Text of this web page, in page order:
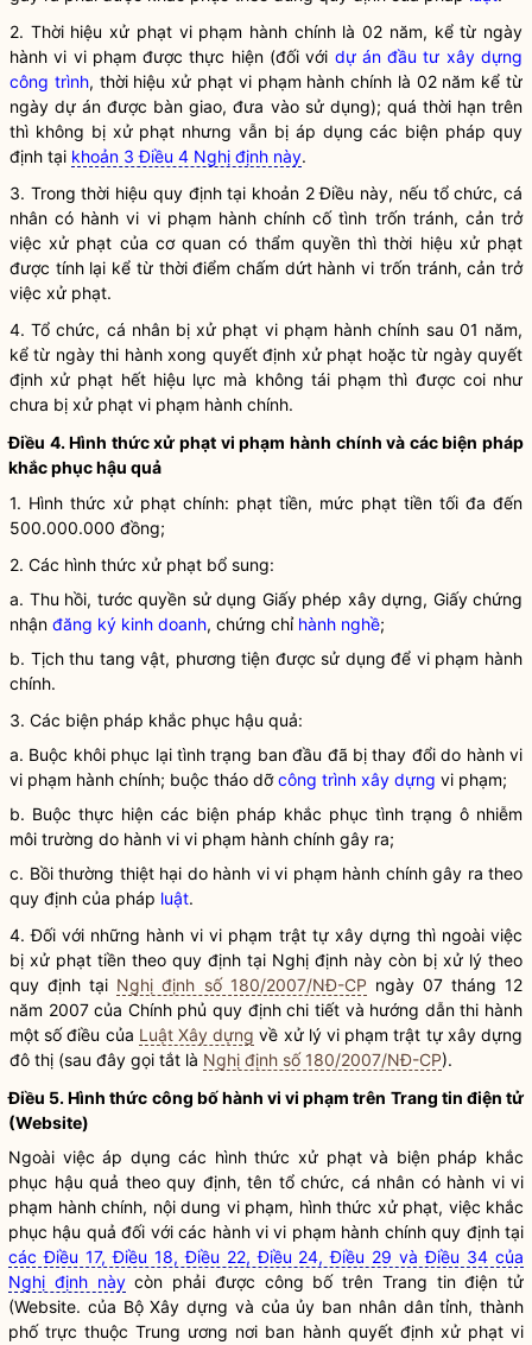
2. Thời hiệu xử phạt vi phạm hành chính là 02 năm, kể từ ngày
hành vi vi phạm được thực hiện (đối với dự án đầu tư xây dựng
công trình, thời hiệu xử phạt vi phạm hành chính là 02 năm kể từ
ngày dự án được bàn giao, đưa vào sử dụng); quá thời hạn trên
thì không bị xử phạt nhưng vẫn bị áp dụng các biện pháp quy
định tại khoản 3 Điều 4 Nghị định này.
3. Trong thời hiệu quy định tại khoản 2 Điều này, nếu tổ chức, cá
nhân có hành vi vi phạm hành chính cố tình trốn tránh, cản trở
việc xử phạt của cơ quan có thẩm quyềnthì thời hiệu xử phạt
được tính lại kể từ thời điểm chấm dứt hành vi trốn tránh, cản trở
việc xử phạt.
4. Tổ chức, cá nhân bị xử phạt vi phạm hành chính sau 01 năm,
kể từ ngày thi hành xong quyết định xử phạt hoặc từ ngày quyết
định xử phạt hết hiệu lực mà không tái phạm thì được coi như
chưa bị xử phạt vi phạm hành chính.
Điều 4. Hình thức xử phạt vi phạm hành chính và các biện pháp
khắc phục hậu quả
1. Hình thức xử phạt chính: phạt tiền, mức phạt tiền tối đa đến
500.000.000 đồng;
2. Các hình thức xử phạt bổ sung:
a. Thu hồi, tước quyền sử dụng Giấy phép xây dựng, Giấy chứng
nhận đăng ký kinh doanh, chứng chỉ hành nghề;
b. Tịch thu tang vật, phương tiện được sử dụng để vi phạm hành
chính.
3. Các biện pháp khắc phục hậu quả:
a. Buộc khôi phục lại tình trạng ban đầu đã bị thay đổi do hành vi
vi phạm hành chính; buộc tháo dỡcông trình xây dựng vi phạm;
b. Buộc thực hiện các biện pháp khắc phục tình trạng ô nhiễm
môi trường do hành vi vi phạm hành chính gây ra;
c. Bồi thường thiệt hại do hành vi vi phạm hành chính gây ra theo
quy định của pháp luật.
4. Đối với những hành vi vi phạm trật tự xây dựng thì ngoài việc
bị xử phạt tiền theo quy định tại Nghị định này còn bị xử lý theo
quy định tại Nghị định số 180/2007/NĐ-CP ngày 07 tháng 12
năm 2007 của Chính phủ quy định chi tiết và hướng dẫn thi hành
một số điều của Luật Xây dựng về xử lý vi phạm trật tự xây dựng
đô thị (sau đây gọi tắt là Nghị định số 180/2007/NĐ-CP).
Điều 5. Hình thức công bố hành vi vi phạm trên Trang tin điện tử
(Website)
Ngoài việc áp dụng các hình thức xử phạt và biện pháp khắc
phục hậu quả theo quy định, tên tổ chức, cá nhân có hành vi vi
phạm hành chính, nội dung vi phạm, hình thức xử phạt, việc khắc
phục hậu quả đối với các hành vi vi phạm hành chính quy định tại
các Điều 17, Điều 18, Điều 22, Điều 24, Điều 29 và Điều 34 của
Nghị định nàycòn phải được công bố trên Trang tin điện tử
(Website. của Bộ Xây dựng và của ủy ban nhân dân tỉnh, thành
phố trực thuộc Trung ương nơi ban hành quyết định xử phạt vi